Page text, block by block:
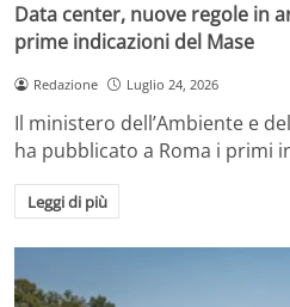
Data center, nuove regole in
prime indicazioni del Mase
Redazione Luglio 24, 2026
Il ministero dell’Ambiente e
ha pubblicato a Roma i primi
Leggi di più